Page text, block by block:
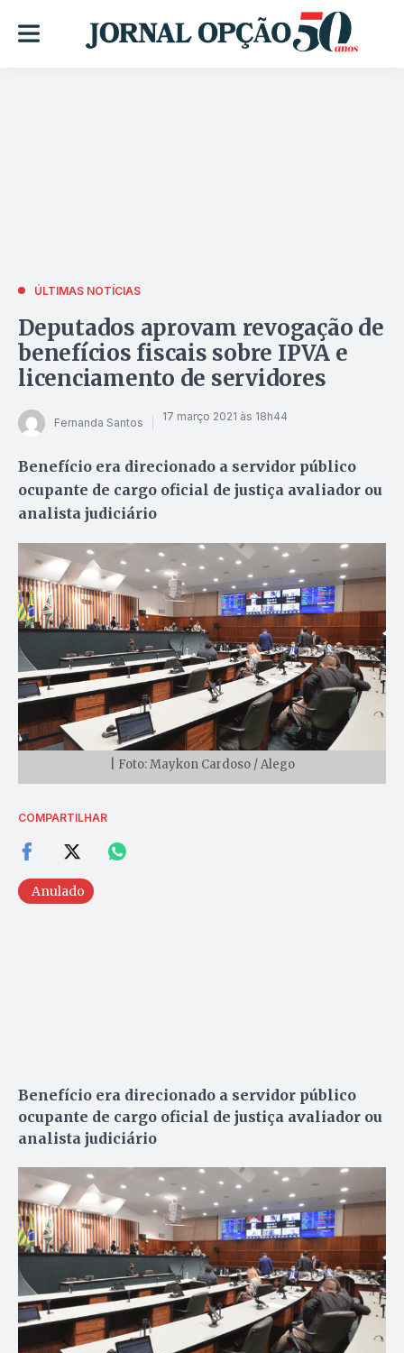
ÚLTIMAS NOTÍCIAS
Deputados aprovam revogação de
benefícios fiscais sobre IPVA e
licenciamento de servidores
Fernanda Santos 17 março 2021 às 18h44
Benefício era direcionado a servidor público
ocupante de cargo oficial de justiça avaliador ou
analista judiciário
| Foto: Maykon Cardoso / Alego
COMPARTILHAR
Anulado
Benefício era direcionado a servidor público
ocupante de cargo oficial de justiça avaliador ou
analista judiciário